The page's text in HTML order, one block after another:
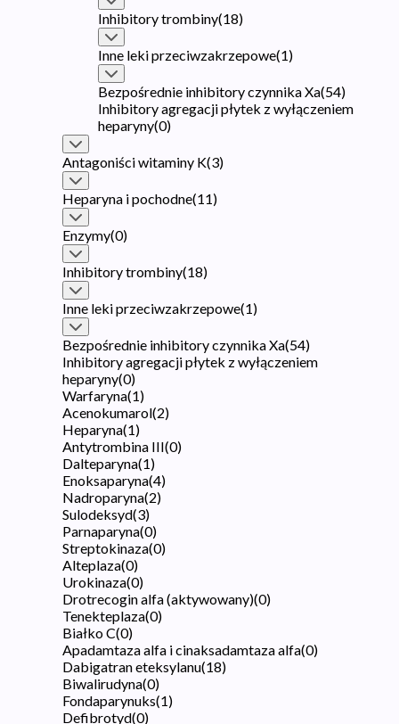
Inhibitory trombiny(18)
Inne leki przeciwzakrzepowe(1)
Bezpośrednie inhibitory czynnika Xa(54)
Inhibitory agregacji płytek z wyłączeniem
heparyny(0)
Antagoniści witaminy K(3)
Heparyna i pochodne(11)
Enzymy(0)
Inhibitory trombiny(18)
Inne leki przeciwzakrzepowe(1)
Bezpośrednie inhibitory czynnika Xa(54)
Inhibitory agregacji płytek z wyłączeniem
heparyny(0)
Warfaryna(1)
Acenokumarol(2)
Heparyna(1)
Antytrombina III(0)
Dalteparyna(1)
Enoksaparyna(4)
Nadroparyna(2)
Sulodeksyd(3)
Parnaparyna(0)
Streptokinaza(0)
Alteplaza(0)
Urokinaza(0)
Drotrecogin alfa (aktywowany)(0)
Tenekteplaza(0)
Białko C(0)
Apadamtaza alfa i cinaksadamtaza alfa(0)
Dabigatran eteksylanu(18)
Biwalirudyna(0)
Fondaparynuks(1)
Defibrotyd(0)